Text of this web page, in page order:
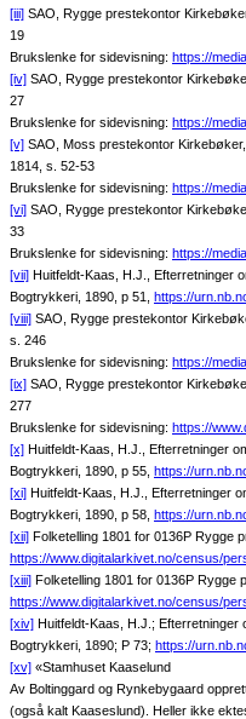
[iii] SAO, Rygge prestekontor
19
Brukslenke for sidevisning: https://
[iv] SAO, Rygge prestekontor
27
Brukslenke for sidevisning: https://
[v] SAO, Moss prestekontor
1814, s. 52-53
Brukslenke for sidevisning: https://
[vi] SAO, Rygge prestekontor
33
Brukslenke for sidevisning: https://
[vii] Huitfeldt-Kaas, H.J., Efterretninger
Bogtrykkeri, 1890, p 51, https://
[viii] SAO, Rygge prestekontor
s. 246
Brukslenke for sidevisning: https://
[ix] SAO, Rygge prestekontor
277
Brukslenke for sidevisning: https://
[x] Huitfeldt-Kaas, H.J., Efterretninger
Bogtrykkeri, 1890, p 55, https://
[xi] Huitfeldt-Kaas, H.J., Efterretninger
Bogtrykkeri, 1890, p 58, https://
[xii] Folketelling 1801 for 0136P Rygge
https://www.digitalarkivet.no/census/
[xiii] Folketelling 1801 for 0136P Rygge
https://www.digitalarkivet.no/census/
[xiv] Huitfeldt-Kaas, H.J.; Efterretninger
Bogtrykkeri, 1890; P 73; https://
[xv] «Stamhuset Kaaselund
Av Boltinggard og Rynkebygaard
(også kalt Kaaseslund). Heller ikke